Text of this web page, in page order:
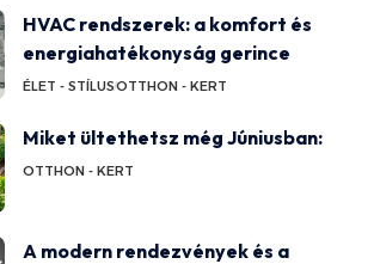
HVAC rendszerek: a komfort és
energiahatékonyság gerince
ÉLET - STÍLUSOTTHON - KERT
Miket ültethetsz még Júniusban:
OTTHON - KERT
A modern rendezvények és a